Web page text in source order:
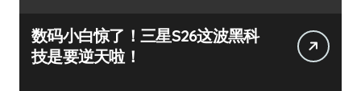
数码小白惊了！三星S26这波黑科
技是要逆天啦！